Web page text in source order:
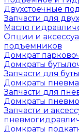
Двухстоечные
Запчасти для
Масло
Опции и
подъемников
Домкрат
Домкраты
Запчасти для
Домкраты
Запчасти для
Домкраты
Запчасти и
Домкраты